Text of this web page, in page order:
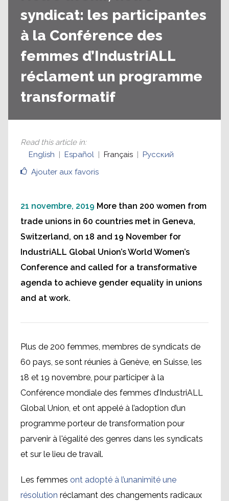
syndicat: les participantes
à la Conférence des
femmes d’IndustriALL
réclament un programme
transformatif
Ajouter aux favoris
Read this article in:
English
Español Français Русский
21 novembre, 2019 More than 200 women from
trade unions in 60 countries met in Geneva,
Switzerland, on 18 and 19 November for
IndustriALL Global Union’s World Women’s
Conference and called for a transformative
agenda to achieve gender equality in unions
and at work.
Plus de 200 femmes, membres de syndicats de
60 pays, se sont réunies à Genève, en Suisse, les
18 et 19 novembre, pour participer à la
Conférence mondiale des femmes d’IndustriALL
Global Union, et ont appelé à l’adoption d’un
programme porteur de transformation pour
parvenir à l'égalité des genres dans les syndicats
et sur le lieu de travail.
Les femmes ont adopté à l’unanimité une
résolution réclamant des changements radicaux